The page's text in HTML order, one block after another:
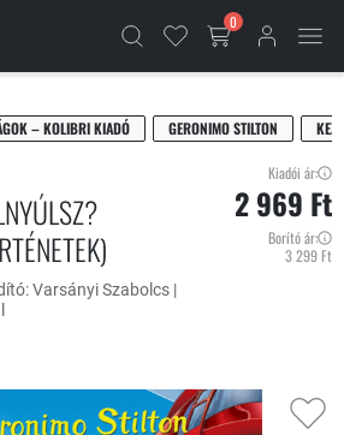
0
– KOLIBRI KIADÓ GERONIMO STILTON
Varsányi Szabolcs |
Kiadói ár:
2 969 Ft
Borító ár:
3 299 Ft